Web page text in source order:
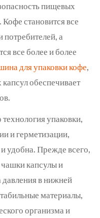
пищевых
становится все
а
все более и более
для упаковки кофе,
обеспечивает
упаковки,
и герметизации,
удобна. Прежде всего,
капсулы и
в нижней
материалы,
организма и